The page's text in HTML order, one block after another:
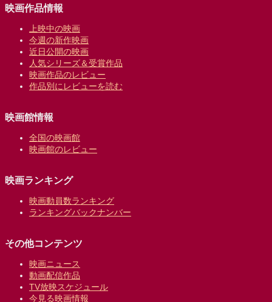
映画作品情報
上映中の映画
今週の新作映画
近日公開の映画
人気シリーズ＆受賞作品
映画作品のレビュー
作品別にレビューを読む
映画館情報
全国の映画館
映画館のレビュー
映画ランキング
映画動員数ランキング
ランキングバックナンバー
その他コンテンツ
映画ニュース
動画配信作品
TV放映スケジュール
今見る映画情報